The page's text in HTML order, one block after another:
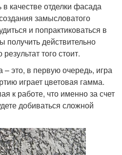
качестве отделки фасада
замысловатого
и попрактиковаться в
действительно
того стоит.
– это, в первую очередь, игра
играет цветовая гамма.
к работе, что именно за счет
добиваться сложной